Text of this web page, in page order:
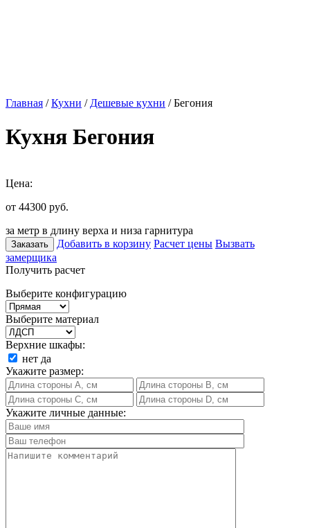
Главная /Кухни / Дешевые кухни / Бегония
Кухня Бегония
Цена:
от 44300 руб.
за метр в длину верха и низа гарнитура
Заказать Добавить в корзину Расчет цены Вызвать
замерщика
Получить расчет
Выберите конфигурацию
Выберите материал
Верхние шкафы:
нет да
Укажите размер:
Укажите личные данные: